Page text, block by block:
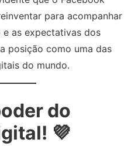
para acompanhar
as expectativas dos
posição como uma das
do mundo.
do
💜